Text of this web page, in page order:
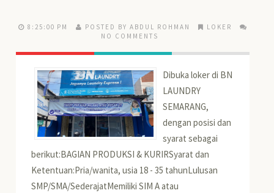
8:25:00 PM POSTED BY ABDUL ROHMAN
LOKER
NO COMMENTS
Dibuka loker di BN
LAUNDRY
SEMARANG,
dengan posisi dan
syarat sebagai
berikut:BAGIAN PRODUKSI & KURIRSyarat dan
Ketentuan:Pria/wanita, usia 18 - 35 tahunLulusan
SMP/SMA/SederajatMemiliki SIM A atau